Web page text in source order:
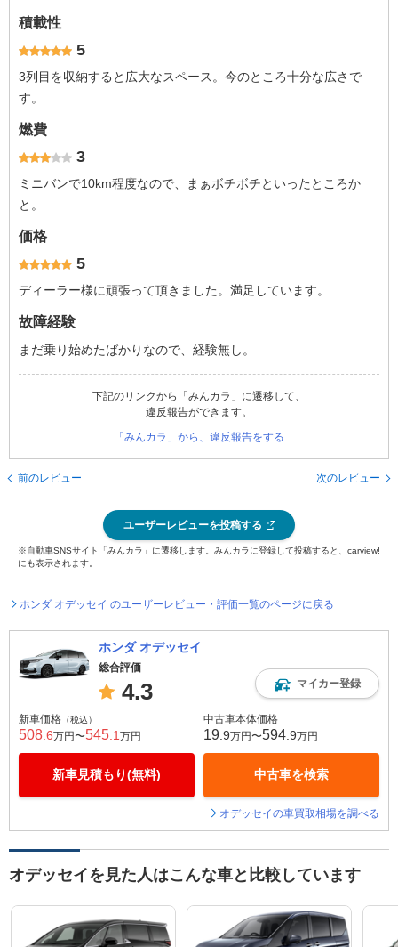
積載性
5
3列目を収納すると広大なスペース。今のところ十分な広さで
す。
燃費
3
ミニバンで10km程度なので、まぁボチボチといったところか
と。
価格
5
ディーラー様に頑張って頂きました。満足しています。
故障経験
まだ乗り始めたばかりなので、経験無し。
下記のリンクから「みんカラ」に遷移して、
違反報告ができます。
「みんカラ」から、違反報告をする
前のレビュー 次のレビュー
ユーザーレビューを投稿する
※自動車SNSサイト「みんカラ」に遷移します。みんカラに登録して投稿すると、carview!
にも表示されます。
ホンダ オデッセイ のユーザーレビュー・評価一覧のページに戻る
ホンダ オデッセイ
総合評価
4.3 マイカー登録
新車価格 （税込）
508 .6万円〜545 .1 万円
新車見積もり(無料)
中古車本体価格
19 .9万円〜594 .9万円
中古車を検索
オデッセイの車買取相場を調べる
オデッセイを見た人はこんな車と比較しています